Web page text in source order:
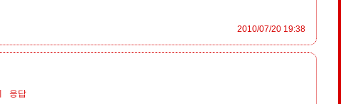
2010/07/20 19:38
응답